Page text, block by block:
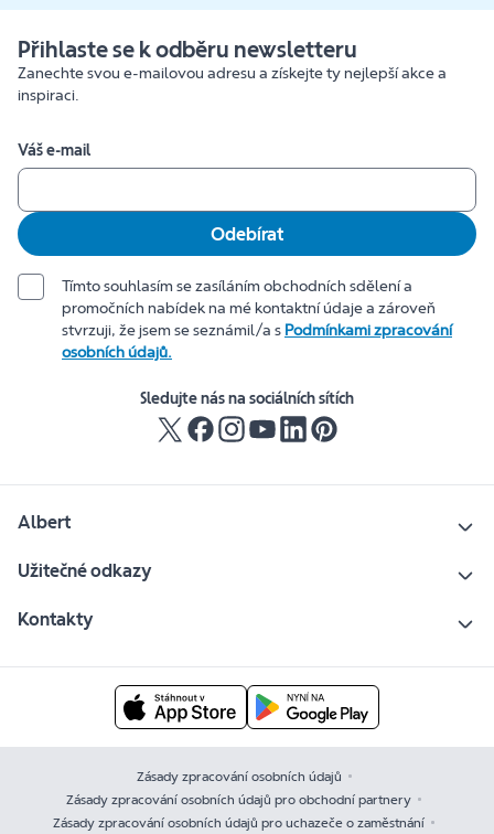
Přihlaste se k odběru newsletteru
Zanechte svou e-mailovou adresu a získejte ty nejlepší akce a
inspiraci.
Váš e-mail
Odebírat
Tímto souhlasím se zasíláním obchodních sdělení a
promočních nabídek na mé kontaktní údaje a zároveň
stvrzuji, že jsem se seznámil/a s Podmínkami zpracování
osobních údajů.
Sledujte nás na sociálních sítích
Albert
Užitečné odkazy
Kontakty
Zásady zpracování osobních údajů
Zásady zpracování osobních údajů pro obchodní partnery
Zásady zpracování osobních údajů pro uchazeče o zaměstnání